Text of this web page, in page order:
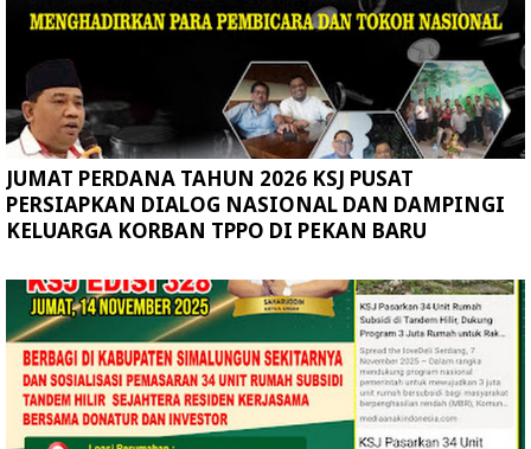
JUMAT PERDANA TAHUN 2026 KSJ PUSAT
PERSIAPKAN DIALOG NASIONAL DAN DAMPINGI
KELUARGA KORBAN TPPO DI PEKAN BARU